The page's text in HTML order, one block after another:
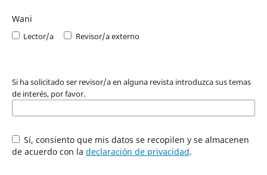
Wani
Lector/a Revisor/a externo
Si ha solicitado ser revisor/a en alguna revista introduzca sus temas
de interés, por favor.
Sí, consiento que mis datos se recopilen y se almacenen
de acuerdo con la declaración de privacidad.